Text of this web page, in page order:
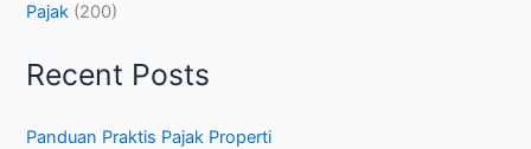
Pajak (200)
Recent Posts
Panduan Praktis Pajak Properti